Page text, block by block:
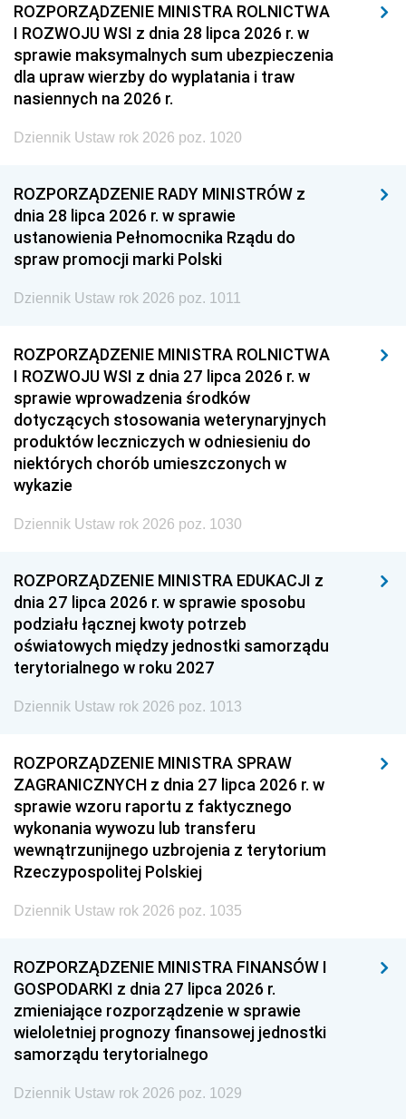
ROZPORZĄDZENIE MINISTRA ROLNICTWA
I ROZWOJU WSI z dnia 28 lipca 2026 r. w
sprawie maksymalnych sum ubezpieczenia
dla upraw wierzby do wyplatania i traw
nasiennych na 2026 r.
Dziennik Ustaw rok 2026 poz. 1020
ROZPORZĄDZENIE RADY MINISTRÓW z
dnia 28 lipca 2026 r. w sprawie
ustanowienia Pełnomocnika Rządu do
spraw promocji marki Polski
Dziennik Ustaw rok 2026 poz. 1011
ROZPORZĄDZENIE MINISTRA ROLNICTWA
I ROZWOJU WSI z dnia 27 lipca 2026 r. w
sprawie wprowadzenia środków
dotyczących stosowania weterynaryjnych
produktów leczniczych w odniesieniu do
niektórych chorób umieszczonych w
wykazie
Dziennik Ustaw rok 2026 poz. 1030
ROZPORZĄDZENIE MINISTRA EDUKACJI z
dnia 27 lipca 2026 r. w sprawie sposobu
podziału łącznej kwoty potrzeb
oświatowych między jednostki samorządu
terytorialnego w roku 2027
Dziennik Ustaw rok 2026 poz. 1013
ROZPORZĄDZENIE MINISTRA SPRAW
ZAGRANICZNYCH z dnia 27 lipca 2026 r. w
sprawie wzoru raportu z faktycznego
wykonania wywozu lub transferu
wewnątrzunijnego uzbrojenia z terytorium
Rzeczypospolitej Polskiej
Dziennik Ustaw rok 2026 poz. 1035
ROZPORZĄDZENIE MINISTRA FINANSÓW I
GOSPODARKI z dnia 27 lipca 2026 r.
zmieniające rozporządzenie w sprawie
wieloletniej prognozy finansowej jednostki
samorządu terytorialnego
Dziennik Ustaw rok 2026 poz. 1029